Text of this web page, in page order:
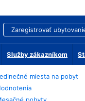
Zaregistrovať
Služby zákazníkom
miesta na pobyt